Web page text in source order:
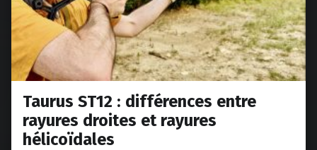
Taurus ST12 : différences entre
rayures droites et rayures
hélicoïdales